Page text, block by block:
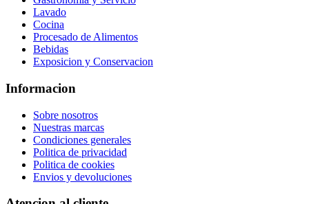
Lavado
Cocina
Procesado de Alimentos
Bebidas
Exposicion y Conservacion
Informacion
Sobre nosotros
Nuestras marcas
Condiciones generales
Politica de privacidad
Politica de cookies
Envios y devoluciones